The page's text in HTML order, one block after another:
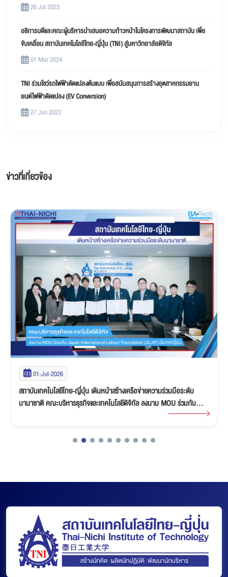
26 Jul 2023
อธิการบดีและคณะผู้บริหารนำเสนอความก้าวหน้าในโครงการพัฒนาสถาบัน เพื่อ
ขับเคลื่อน สถาบันเทคโนโลยีไทย-ญี่ปุ่น (TNI) สู่มหาวิทยาลัยดิจิทัล
01 Mar 2024
TNI ร่วมโชว์รถไฟฟ้าดัดแปลงต้นแบบ เพื่อสนับสนุนการสร้างอุตสาหกรรมยาน
ยนต์ไฟฟ้าดัดแปลง (EV Conversion)
27 Jan 2023
ข่าวที่เกี่ยวข้อง
01-Jul-2026
สถาบันเทคโนโลยีไทย-ญี่ปุ่น เดินหน้าสร้างเครือข่ายความร่วมมือระดับ
นานาชาติ คณะบริหารธุรกิจและเทคโนโลยีดิจิทัล ลงนาม MOU ร่วมกับ
Japan International Labour Foundation (JILAF) ประเทศญี่ปุ่น